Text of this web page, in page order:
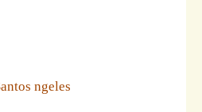
ngeles